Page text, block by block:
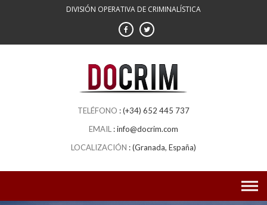
DIVISIÓN OPERATIVA DE CRIMINALÍSTICA
(+34) 652 445 737
info@docrim.com
(Granada, España)